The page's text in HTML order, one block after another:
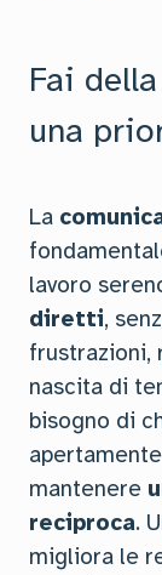
Fai
una
La
lavoro
diretti,
frustrazioni,
nascita di
bisogno di
mantenere
reciproca.
migliora le